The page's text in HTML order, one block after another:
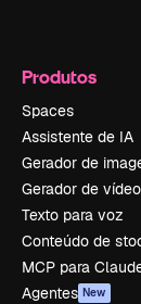
Produtos
Spaces
Assistente de IA
Gerador de
Gerador de
Texto para voz
Conteúdo de
MCP para
Agentes New